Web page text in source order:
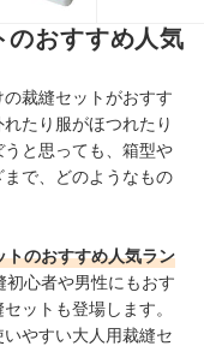
のおすすめ人気
裁縫セットがおすす
たり服がほつれたり
うと思っても、箱型や
で、どのようなもの
トのおすすめ人気ラン
初心者や男性にもおす
ットも登場します。
やすい大人用裁縫セ